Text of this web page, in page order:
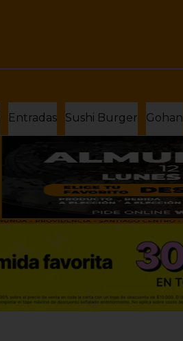
Entradas Sushi Burger Gohan